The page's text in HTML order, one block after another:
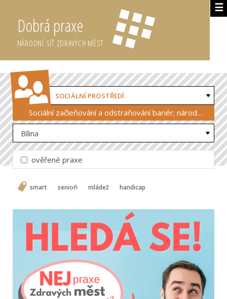
☰
Dobrá praxe
NÁRODNÍ SÍŤ ZDRAVÝCH MĚST
SOCIÁLNÍ PROSTŘEDÍ
Sociální začleňování a odstraňování bariér; národnostní menšiny, cizinci
Bílina
ověřené praxe
smart senioři mládež handicap